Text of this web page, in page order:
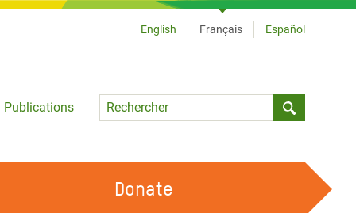
Publications
Language
English Français Español
Donate